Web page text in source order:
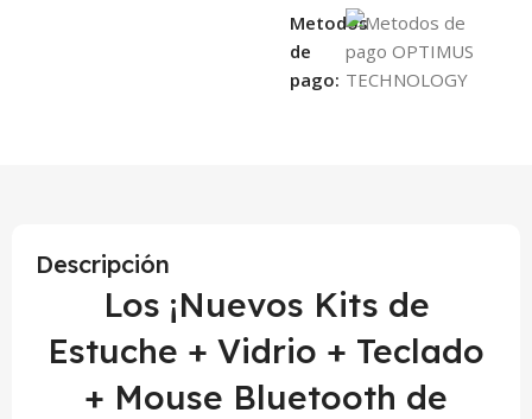
Metodos
de
pago:
Descripción
Los ¡Nuevos Kits de
Estuche + Vidrio + Teclado
+ Mouse Bluetooth de